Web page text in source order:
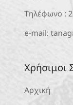
Τηλέφωνο :
e-mail:
Χρήσιμοι
Αρχική